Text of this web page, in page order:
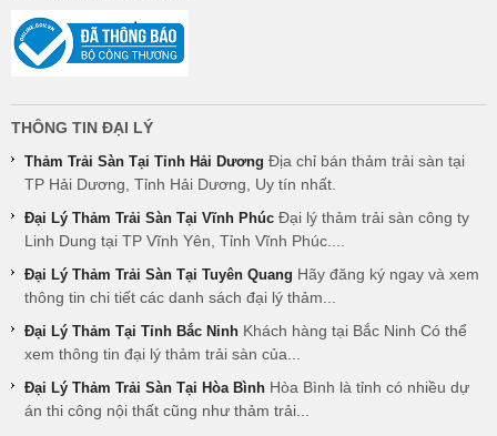
THÔNG TIN ĐẠI LÝ
Thảm Trải Sàn Tại Tỉnh Hải Dương Địa chỉ bán thảm trải sàn tại
TP Hải Dương, Tỉnh Hải Dương, Uy tín nhất.
Đại Lý Thảm Trải Sàn Tại Vĩnh Phúc Đại lý thảm trải sàn công ty
Linh Dung tại TP Vĩnh Yên, Tỉnh Vĩnh Phúc....
Đại Lý Thảm Trải Sàn Tại Tuyên Quang Hãy đăng ký ngay và xem
thông tin chi tiết các danh sách đại lý thảm...
Đại Lý Thảm Tại Tỉnh Bắc Ninh Khách hàng tại Bắc Ninh Có thể
xem thông tin đại lý thảm trải sàn của...
Đại Lý Thảm Trải Sàn Tại Hòa Bình Hòa Bình là tỉnh có nhiều dự
án thi công nội thất cũng như thảm trải...